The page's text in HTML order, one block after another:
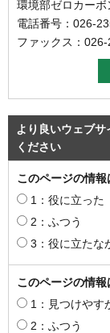
環境部ゼロカーボ
電話番号：026-
ファックス：026-
より良いウェブ
ください
このページの情
1：役に立った
2：ふつう
3：役に立たな
このページの情
1：見つけやす
2：ふつう